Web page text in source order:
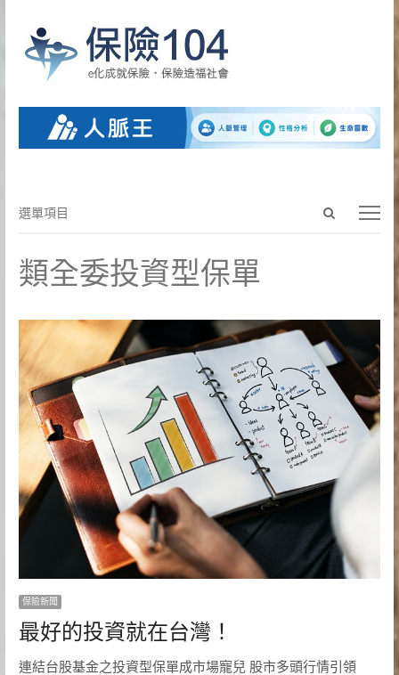
Open
search
選
目
選單項目
類全委投資型保單
保險新聞
最好的投資就在台灣！
連結台股基金之投資型保單成市場寵兒 股市多頭行情引領